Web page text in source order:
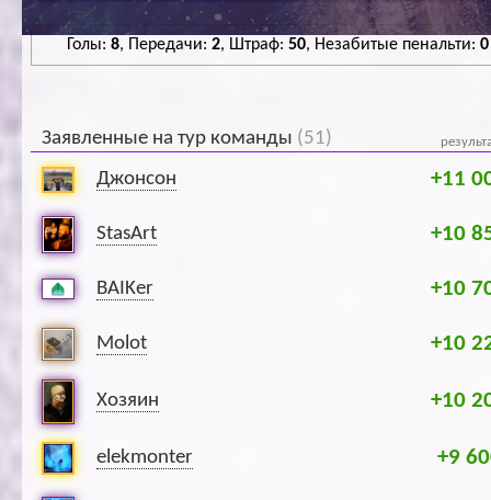
Голы: 8, Передачи: 2, Штраф: 50, Незабитые пенальти: 0
Заявленные на тур команды (51)
Джонсон +11
StasArt +10
BAIKer +10
Molot +10
Хозяин +10
elekmonter +9